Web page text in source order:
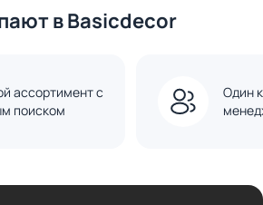
в Basicdecor
ассортимент с
поиском
Один